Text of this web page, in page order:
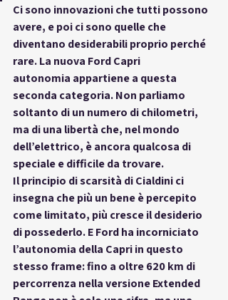
Ci sono innovazioni che tutti possono
avere, e poi ci sono quelle che
diventano desiderabili proprio perché
rare. La nuova Ford Capri
autonomia appartiene a questa
seconda categoria. Non parliamo
soltanto di un numero di chilometri,
ma di una libertà che, nel mondo
dell’elettrico, è ancora qualcosa di
speciale e difficile da trovare.
Il principio di scarsità di Cialdini ci
insegna che più un bene è percepito
come limitato, più cresce il desiderio
di possederlo. E Ford ha incorniciato
l’autonomia della Capri in questo
stesso frame: fino a oltre 620 km di
percorrenza nella versione Extended